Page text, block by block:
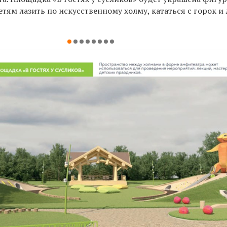
лазить по искусственному холму, кататься с горок и